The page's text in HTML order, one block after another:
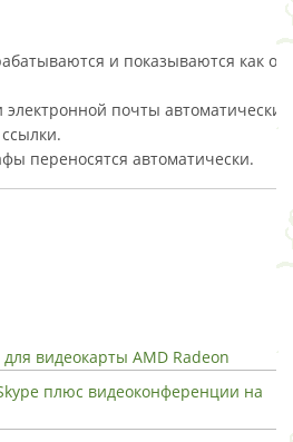
и показываются как
почты автоматически
переносятся автоматически.
видеокарты AMD Radeon
плюс видеоконференции на